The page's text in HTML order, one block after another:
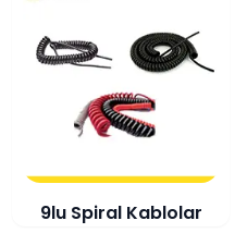
9lu Spiral Kablolar